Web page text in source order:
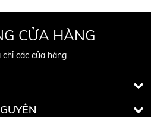
CỬA HÀNG
chỉ các cửa hàng